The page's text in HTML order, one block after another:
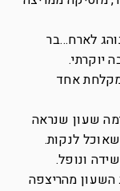
לארח…בר
יוקרתי.
מקלחת אחד
שעון שנראה
לנקות.
ונופל.
השעון מהריצפה